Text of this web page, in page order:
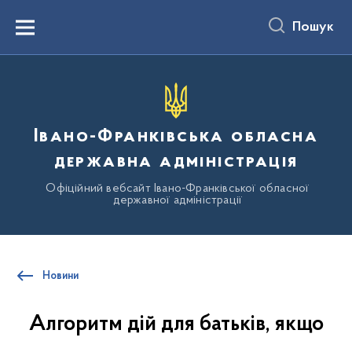
вмістуMenu Пошук
Івано-Франківська обласна
державна адміністрація
Офіційний вебсайт Івано-Франківської обласної
державної адміністрації
Новини
Алгоритм дій для батьків, якщо